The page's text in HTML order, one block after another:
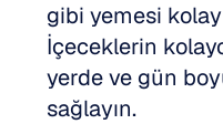
gibi yemesi
İçeceklerin
yerde ve gün
sağlayın.